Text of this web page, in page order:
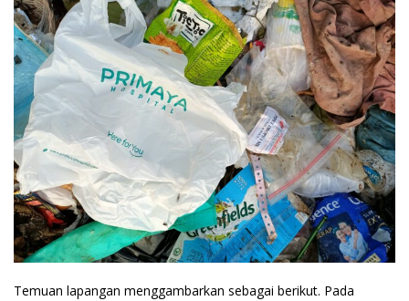
Temuan lapangan menggambarkan sebagai berikut. Pada